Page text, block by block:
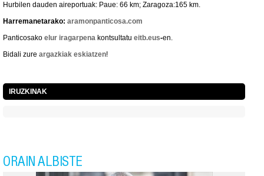
Hurbilen dauden aireportuak: Paue: 66 km; Zaragoza:165 km.
Harremanetarako: aramonpanticosa.com
Panticosako elur iragarpena kontsultatu eitb.eus-en.
Bidali zure argazkiak eskiatzen!
IRUZKINAK
ORAIN ALBISTE